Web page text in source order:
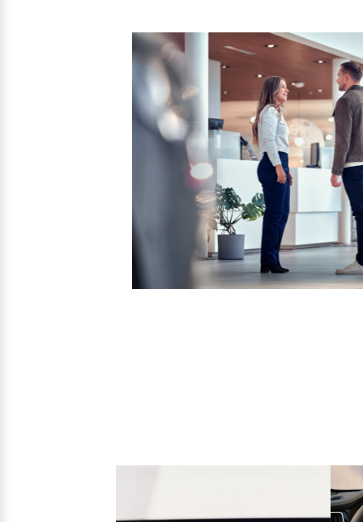
Mehr erfahren
Frühjahrscheck
Entdecken Sie unsere saisonalen
Mehr erfahren
Finanzierung & Leasing